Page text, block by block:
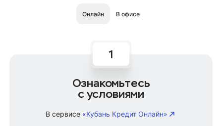
Онлайн В офисе
Ознакомьтесь
с условиями
В сервисе «Кубань Кредит Онлайн»